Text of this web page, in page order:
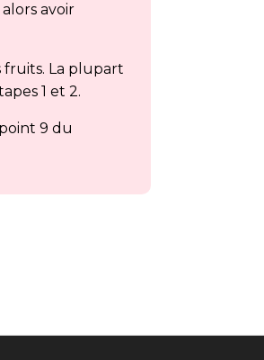
avoir
fruits. La plupart
1 et 2.
9 du